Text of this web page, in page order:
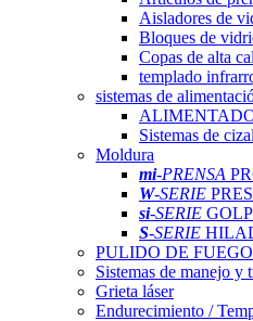
Aisladores de
Bloques de
Copas de alta
templado
sistemas de
Sistemas de
Moldura
mi-PRENSA
W-SERIE
si-SERIE
S-SERIE
PULIDO DE FUEGO
Sistemas de manejo y
Grieta láser
Endurecimiento /